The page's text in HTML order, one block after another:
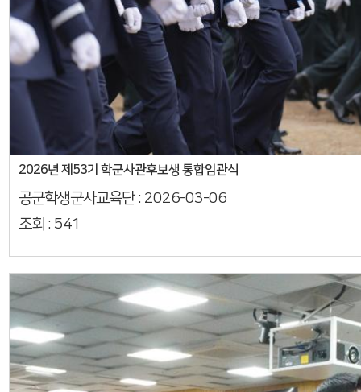
2026년 제53기 학군사관후보생 통합임관식
공군학생군사교육단 : 2026-03-06
조회 : 541